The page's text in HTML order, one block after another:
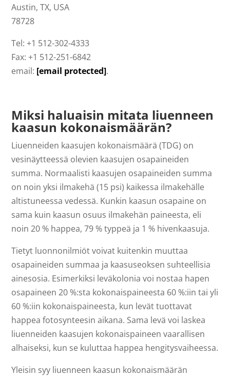
Austin, TX, USA
78728
Tel: +1 512-302-4333
Fax: +1 512-251-6842
email: [email protected].
Miksi haluaisin mitata liuenneen
kaasun kokonaismäärän?
Liuenneiden kaasujen kokonaismäärä (TDG) on
vesinäytteessä olevien kaasujen osapaineiden
summa. Normaalisti kaasujen osapaineiden summa
on noin yksi ilmakehä (15 psi) kaikessa ilmakehälle
altistuneessa vedessä. Kunkin kaasun osapaine on
sama kuin kaasun osuus ilmakehän paineesta, eli
noin 20 % happea, 79 % typpeä ja 1 % hivenkaasuja.
Tietyt luonnonilmiöt voivat kuitenkin muuttaa
osapaineiden summaa ja kaasuseoksen suhteellisia
ainesosia. Esimerkiksi leväkolonia voi nostaa hapen
osapaineen 20 %:sta kokonaispaineesta 60 %:iin tai yli
60 %:iin kokonaispaineesta, kun levät tuottavat
happea fotosynteesin aikana. Sama levä voi laskea
liuenneiden kaasujen kokonaispaineen vaarallisen
alhaiseksi, kun se kuluttaa happea hengitysvaiheessa.
Yleisin syy liuenneen kaasun kokonaismäärän